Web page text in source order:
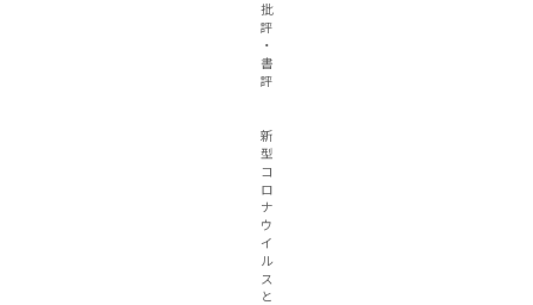
批
評
・
書
評
新
型
コ
ロ
ナ
ウ
イ
ル
ス
と